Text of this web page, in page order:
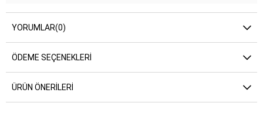
YORUMLAR(0)
ÖDEME SEÇENEKLERI
ÜRÜN ÖNERILERI